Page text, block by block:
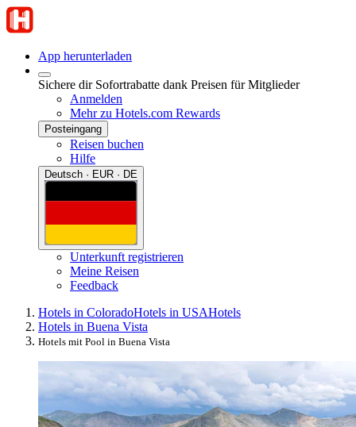
App herunterladen
Sichere dir Sofortrabatte dank Preisen für Mitglieder
Anmelden
Mehr zu Hotels.com Rewards
Posteingang
Reisen buchen
Hilfe
Deutsch · EUR · DE
Unterkunft registrieren
Meine Reisen
Feedback
Hotels in ColoradoHotels in USAHotels
Hotels in Buena Vista
Hotels mit Pool in Buena Vista